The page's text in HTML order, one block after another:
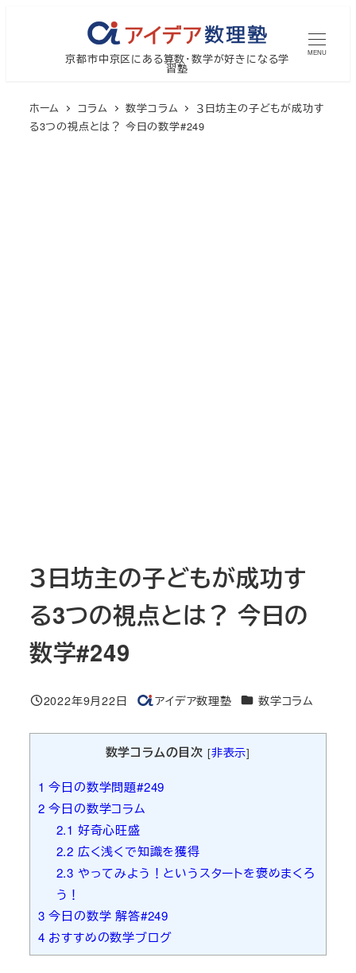
京都市中京区にある算数・数学が好きになる学
習塾
MENU
ホーム コラム 数学コラム
３日坊主の子どもが成功す
る3つの視点とは？ 今日の数学#249
３日坊主の子どもが成功す
る3つの視点とは？ 今日の
数学#249
投稿日
2022年9月22日
著
アイデア数理塾 カテゴリー
数学コラム
数学コラムの目次 [非表示]
1 今日の数学問題#249
2 今日の数学コラム
2.1 好奇心旺盛
2.2 広く浅くで知識を獲得
2.3 やってみよう！というスタートを褒めまくろ
う！
3 今日の数学 解答#249
4 おすすめの数学ブログ